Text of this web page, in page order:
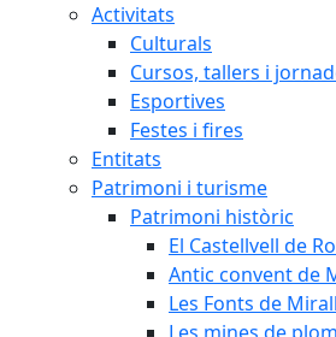
Activitats
Culturals
Cursos, tallers i
Esportives
Festes i fires
Entitats
Patrimoni i turisme
Patrimoni històric
El Castellvell de
Antic convent de
Les Fonts de